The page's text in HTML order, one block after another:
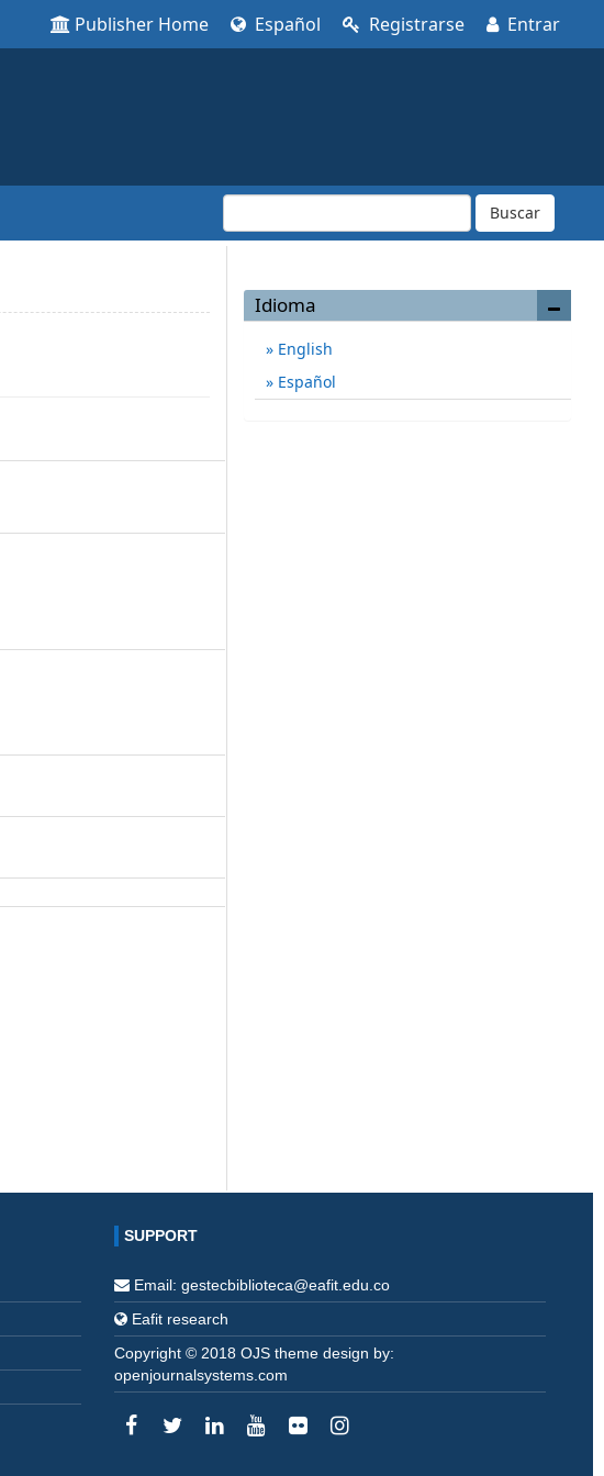
Publisher Home Español Registrarse Entrar
Buscar
Idioma
English
Español
SUPPORT
Email: gestecbiblioteca@eafit.edu.co
Eafit research
Copyright © 2018 OJS theme design by:
openjournalsystems.com